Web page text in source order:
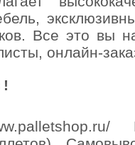
Все это вы
онлайн-